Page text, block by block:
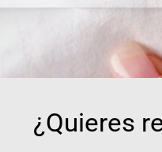
¿Quieres